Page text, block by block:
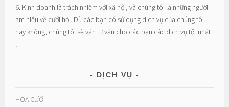
6. Kinh doanh là trách nhiệm với xã hội, và chúng tôi là những người
am hiểu về cưới hỏi. Dù các bạn có sử dụng dịch vụ của chúng tôi
hay không, chúng tôi sẽ vấn tư vấn cho các bạn các dịch vụ tốt nhất
!
DỊCH VỤ
HOA CƯỚI